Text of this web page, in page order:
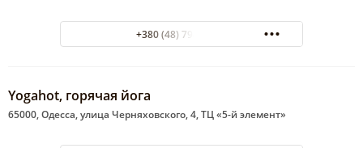
+380 (48) 794-03-80
Yogahot, горячая йога
65000, Одесса, улица Черняховского, 4, ТЦ «5-й элемент»